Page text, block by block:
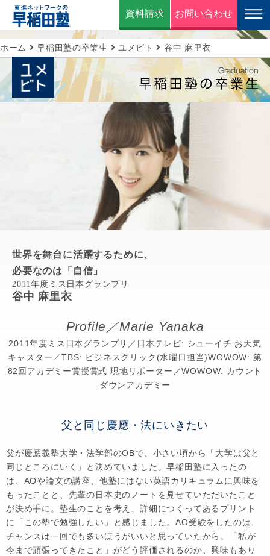
資料請求 お問い合わせ
ホーム 早稲田塾の卒業生 ユメビト 谷中 麻里衣
世界を舞台に活躍するために、
必要なのは「自信」
2011年度ミス日本グランプリ
谷中 麻里衣
Profile／Marie Yanaka
2011年度ミス日本グランプリ／日本テレビ: シューイチ お天気
キャスター／TBS: ビジネスクリック(水曜日担当)WOWOW: 第
82回アカデミー賞授賞式 現地リポーター／WOWOW: カウント
ダウンアカデミー
父と同じ慶應・法にいきたい
父が慶應義塾大学・法学部のOBで、小さい頃から「大学は父と
同じところにいく」と決めていました。早稲田塾に入ったの
は、AOや論文の講座、他塾にはない英語カリキュラムに興味を
もったことと、先輩の日本史のノートを見せていただいたこと
が決め手に。塾生のことを考え、詳細につくってあるプリント
に「この塾で勉強したい」と感じました。AO受験をしたのは、
チャンスは一回でも多いほうがいいと思っていたから。「私が
今まで頑張ってきたこと」がどう評価されるのか、興味もあり